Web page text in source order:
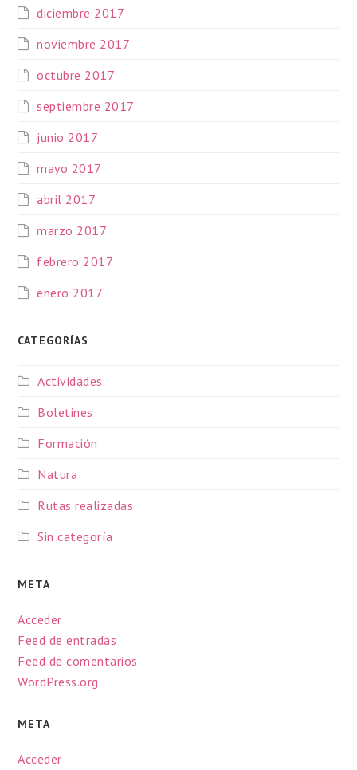
diciembre 2017
noviembre 2017
octubre 2017
septiembre 2017
junio 2017
mayo 2017
abril 2017
marzo 2017
febrero 2017
enero 2017
CATEGORÍAS
Actividades
Boletines
Formación
Natura
Rutas realizadas
Sin categoría
META
Acceder
Feed de entradas
Feed de comentarios
WordPress.org
META
Acceder